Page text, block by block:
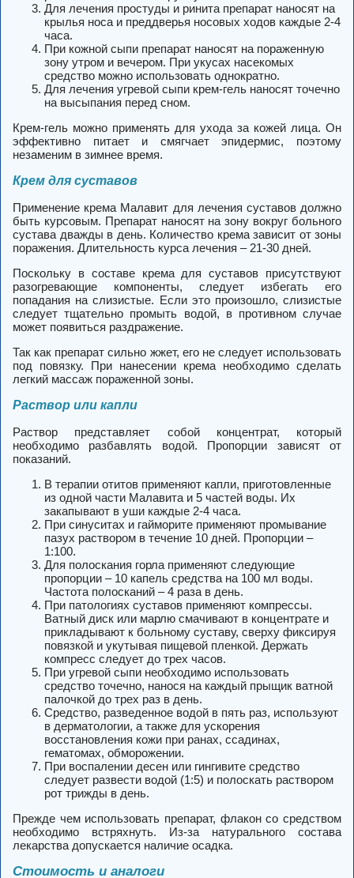
Для лечения простуды и ринита препарат наносят на
крылья носа и преддверья носовых ходов каждые 2-4
часа.
При кожной сыпи препарат наносят на пораженную
зону утром и вечером. При укусах насекомых
средство можно использовать однократно.
Для лечения угревой сыпи крем-гель наносят точечно
на высыпания перед сном.
Крем-гель можно применять для ухода за кожей лица. Он
эффективно питает и смягчает эпидермис, поэтому
незаменим в зимнее время.
Крем для суставов
Применение крема Малавит для лечения суставов должно
быть курсовым. Препарат наносят на зону вокруг больного
сустава дважды в день. Количество крема зависит от зоны
поражения. Длительность курса лечения – 21-30 дней.
Поскольку в составе крема для суставов присутствуют
разогревающие компоненты, следует избегать его
попадания на слизистые. Если это произошло, слизистые
следует тщательно промыть водой, в противном случае
может появиться раздражение.
Так как препарат сильно жжет, его не следует использовать
под повязку. При нанесении крема необходимо сделать
легкий массаж пораженной зоны.
Раствор или капли
Раствор представляет собой концентрат, который
необходимо разбавлять водой. Пропорции зависят от
показаний.
В терапии отитов применяют капли, приготовленные
из одной части Малавита и 5 частей воды. Их
закапывают в уши каждые 2-4 часа.
При синуситах и гайморите применяют промывание
пазух раствором в течение 10 дней. Пропорции –
1:100.
Для полоскания горла применяют следующие
пропорции – 10 капель средства на 100 мл воды.
Частота полосканий – 4 раза в день.
При патологиях суставов применяют компрессы.
Ватный диск или марлю смачивают в концентрате и
прикладывают к больному суставу, сверху фиксируя
повязкой и укутывая пищевой пленкой. Держать
компресс следует до трех часов.
При угревой сыпи необходимо использовать
средство точечно, нанося на каждый прыщик ватной
палочкой до трех раз в день.
Средство, разведенное водой в пять раз, используют
в дерматологии, а также для ускорения
восстановления кожи при ранах, ссадинах,
гематомах, обморожении.
При воспалении десен или гингивите средство
следует развести водой (1:5) и полоскать раствором
рот трижды в день.
Прежде чем использовать препарат, флакон со средством
необходимо встряхнуть. Из-за натурального состава
лекарства допускается наличие осадка.
Стоимость и аналоги